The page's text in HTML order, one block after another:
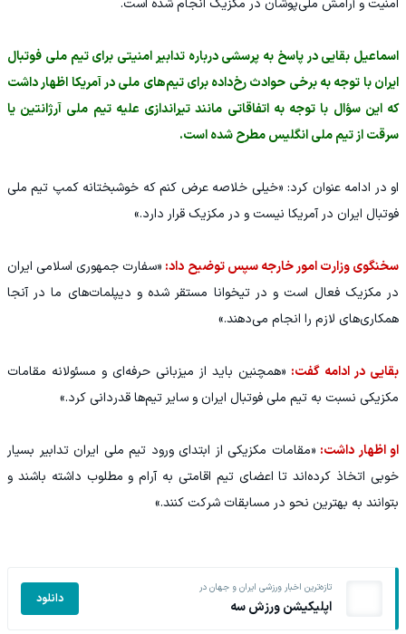
امنیت و آرامش ملی‌پوشان در مکزیک انجام شده است.
اسماعیل بقایی در پاسخ به پرسشی درباره تدابیر امنیتی برای تیم ملی فوتبال
ایران با توجه به برخی حوادث رخ‌داده برای تیم‌های ملی در آمریکا اظهار داشت
که این سؤال با توجه به اتفاقاتی مانند تیراندازی علیه تیم ملی آرژانتین یا
سرقت از تیم ملی انگلیس مطرح شده است.
او در ادامه عنوان کرد: «خیلی خلاصه عرض کنم که خوشبختانه کمپ تیم ملی
فوتبال ایران در آمریکا نیست و در مکزیک قرار دارد.»
سخنگوی وزارت امور خارجه سپس توضیح داد: «سفارت جمهوری اسلامی ایران
در مکزیک فعال است و در تیخوانا مستقر شده و دیپلمات‌های ما در آنجا
همکاری‌های لازم را انجام می‌دهند.»
بقایی در ادامه گفت: «همچنین باید از میزبانی حرفه‌ای و مسئولانه مقامات
مکزیکی نسبت به تیم ملی فوتبال ایران و سایر تیم‌ها قدردانی کرد.»
او اظهار داشت: «مقامات مکزیکی از ابتدای ورود تیم ملی ایران تدابیر بسیار
خوبی اتخاذ کرده‌اند تا اعضای تیم اقامتی به آرام و مطلوب داشته باشند و
بتوانند به بهترین نحو در مسابقات شرکت کنند.»
تازه‌ترین اخبار ورزشی ایران و جهان در
اپلیکیشن ورزش سه دانلود